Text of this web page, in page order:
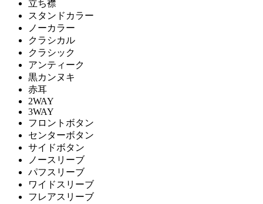
立ち襟
スタンドカラー
ノーカラー
クラシカル
クラシック
アンティーク
黒カンヌキ
赤耳
2WAY
3WAY
フロントボタン
センターボタン
サイドボタン
ノースリーブ
パフスリーブ
ワイドスリーブ
フレアスリーブ